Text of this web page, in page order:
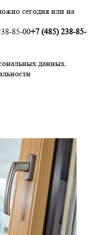
сегодня или на
85-00+7 (485) 238-85-
данных.